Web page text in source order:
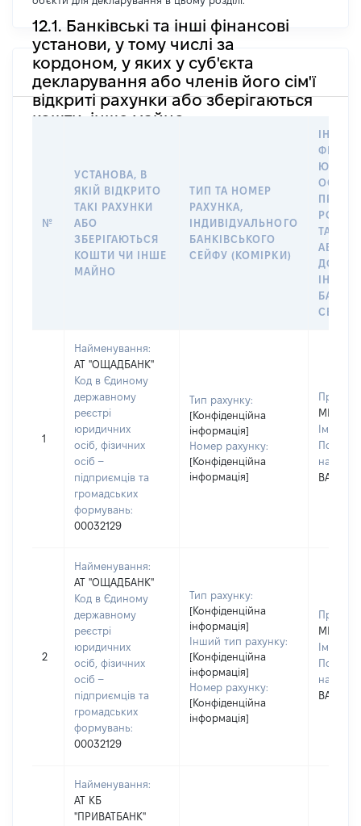
12.1. Банківські та інші фінансові
установи, у тому числі за
кордоном, у яких у суб'єкта
декларування або членів його сім'ї
відкриті рахунки або зберігаються
кошти, інше майно
№
УСТАНОВА, В
ЯКІЙ ВІДКРИТО
ТАКІ РАХУНКИ
АБО
ЗБЕРІГАЮТЬСЯ
КОШТИ ЧИ ІНШЕ
МАЙНО
ТИП ТА НОМЕР
РАХУНКА,
ІНДИВІДУАЛЬНОГО
БАНКІВСЬКОГО
СЕЙФУ (КОМІРКИ)
ПРАВО
ТАКИМ
АБО
ДО
СЕЙФУ
1
Найменування:
АТ "ОЩАДБАНК"
Код в Єдиному
державному
реєстрі
юридичних
осіб, фізичних
осіб –
підприємців та
громадських
формувань:
00032129
Тип рахунку:
[Конфіденційна
інформація]
Номер рахунку:
[Конфіденційна
інформація]
Ім'я:
По
2
Найменування:
АТ "ОЩАДБАНК"
Код в Єдиному
державному
реєстрі
юридичних
осіб, фізичних
осіб –
підприємців та
громадських
формувань:
00032129
Тип рахунку:
[Конфіденційна
інформація]
Інший тип рахунку:
[Конфіденційна
інформація]
Номер рахунку:
[Конфіденційна
інформація]
Ім'я:
По
Найменування:
АТ КБ
"ПРИВАТБАНК"